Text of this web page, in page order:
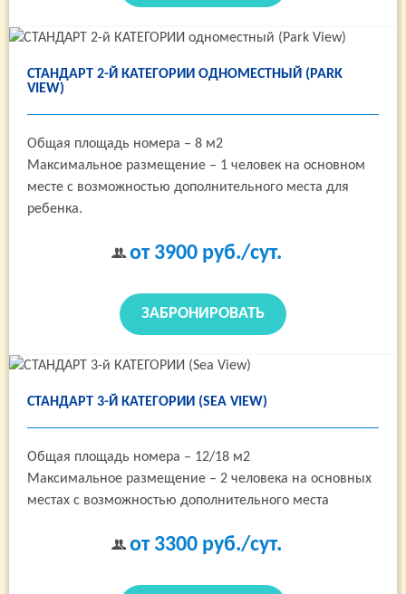
СТАНДАРТ 2-Й КАТЕГОРИИ ОДНОМЕСТНЫЙ (PARK
VIEW)
Общая площадь номера – 8 м2
Максимальное размещение – 1 человек на основном
месте с возможностью дополнительного места для
ребенка.
от 3900руб./сут.
ЗАБРОНИРОВАТЬ
СТАНДАРТ 3-Й КАТЕГОРИИ (SEA VIEW)
Общая площадь номера – 12/18 м2
Максимальное размещение – 2 человека на основных
местах с возможностью дополнительного места
от 3300руб./сут.